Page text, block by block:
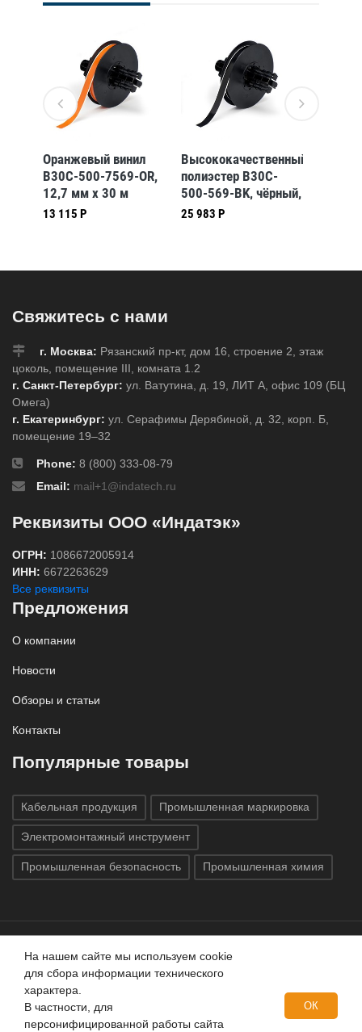
Оранжевый винил
B30C-500-7569-OR,
12,7 мм x 30 м
(BBP31/33/35/37)
13 115 Р
Высококачественный
полиэстер B30C-
500-569-BK, чёрный,
12,7 мм * 30,48 м
25 983 Р
Свяжитесь с нами
г. Москва: Рязанский пр-кт, дом 16, строение 2, этаж
цоколь, помещение III, комната 1.2
г. Санкт-Петербург: ул. Ватутина, д. 19, ЛИТ А, офис 109 (БЦ
Омега)
г. Екатеринбург: ул. Серафимы Дерябиной, д. 32, корп. Б,
помещение 19–32
Phone: 8 (800) 333-08-79
Email: mail+1@indatech.ru
Реквизиты ООО «Индатэк»
ОГРН: 1086672005914
ИНН: 6672263629
Все реквизиты
Предложения
О компании
Новости
Обзоры и статьи
Контакты
Популярные товары
Кабельная продукция Промышленная маркировка
Электромонтажный инструмент
Промышленная безопасность Промышленная химия
Все права защищены © 2020 ГК «Индатэк»
защищены.Использование материалов с сайта запрещено.
Данный сайт не является публичной офертой, определяемой
положениями статей 437 (2) ГК РФ.
На нашем сайте мы используем cookie
для сбора информации технического
характера.
В частности, для
персонифицированной работы сайта
ОК